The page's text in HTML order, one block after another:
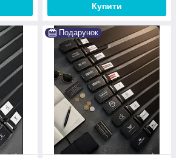
Купити
Подарунок